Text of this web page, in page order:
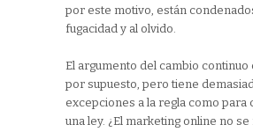
por este motivo, están
fugacidad y al olvido.
El argumento del cambio continuo
por supuesto, pero tiene
excepciones a la regla como para
una ley. ¿El marketing online no